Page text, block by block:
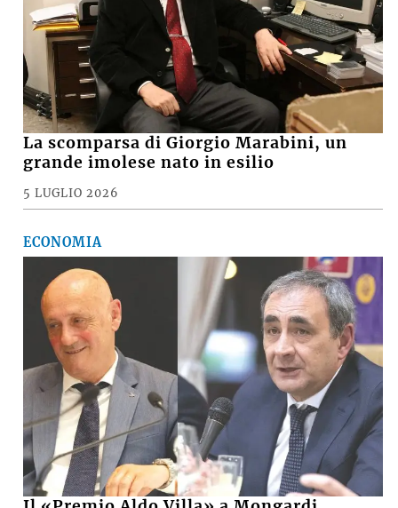
VIDEO e FOTO – Maltempo, raffiche di
vento e pioggia battente, i danni a
Medicina, Castel San Pietro e nella
pianura imolese
16 LUGLIO 2026
CRONACA
La scomparsa di Giorgio Marabini, un
grande imolese nato in esilio